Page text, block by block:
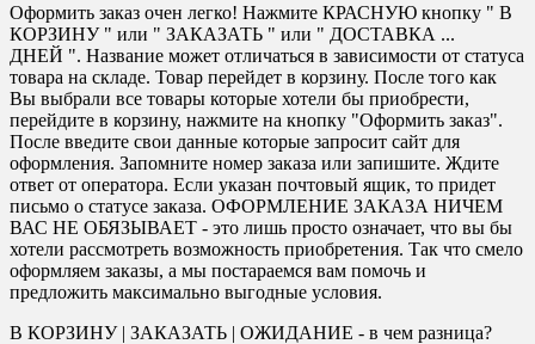
Оформить заказ очен легко! Нажмите КРАСНУЮ кнопку " В
КОРЗИНУ " или " ЗАКАЗАТЬ " или " ДОСТАВКА ...
ДНЕЙ ". Название может отличаться в зависимости от статуса
товара на складе. Товар перейдет в корзину. После того как
Вы выбрали все товары которые хотели бы приобрести,
перейдите в корзину, нажмите на кнопку "Оформить заказ".
После введите свои данные которые запросит сайт для
оформления. Запомните номер заказа или запишите. Ждите
ответ от оператора. Если указан почтовый ящик, то придет
письмо о статусе заказа. ОФОРМЛЕНИЕ ЗАКАЗА НИЧЕМ
ВАС НЕ ОБЯЗЫВАЕТ - это лишь просто означает, что вы бы
хотели рассмотреть возможность приобретения. Так что смело
оформляем заказы, а мы постараемся вам помочь и
предложить максимально выгодные условия.
В КОРЗИНУ | ЗАКАЗАТЬ | ОЖИДАНИЕ - в чем разница?